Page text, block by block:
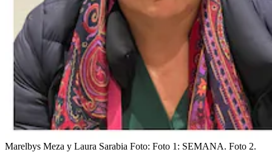
Marelbys Meza y Laura Sarabia Foto: Foto 1: SEMANA. Foto 2.